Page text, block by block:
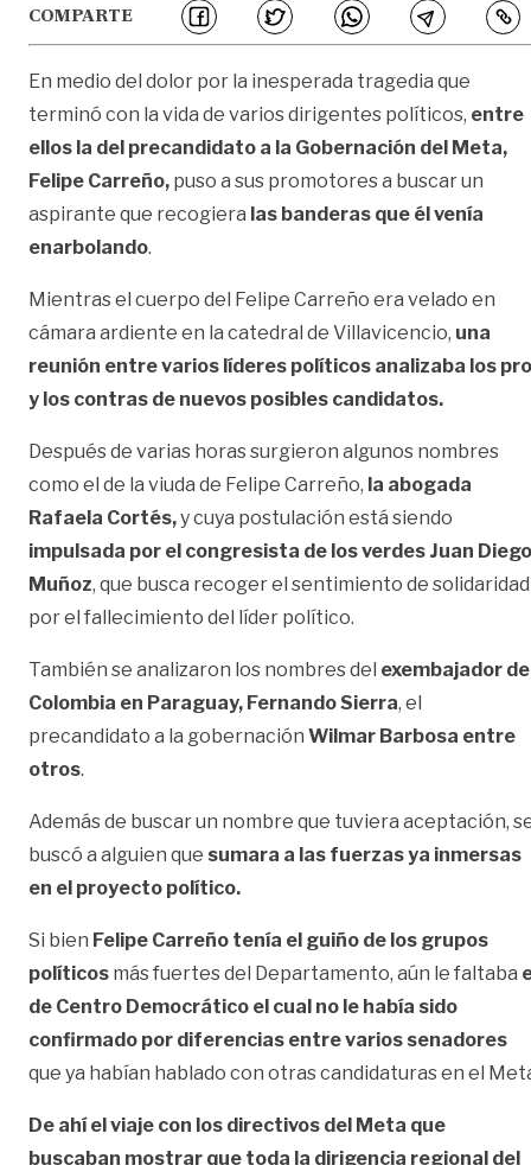
COMPARTE
En medio del dolor por la inesperada tragedia que
terminó con la vida de varios dirigentes políticos, entre
ellos la del precandidato a la Gobernación del Meta,
Felipe Carreño, puso a sus promotores a buscar un
aspirante que recogiera las banderas que él venía
enarbolando.
Mientras el cuerpo del Felipe Carreño era velado en
cámara ardiente en la catedral de Villavicencio, una
reunión entre varios líderes políticos analizaba los pro
y los contras de nuevos posibles candidatos.
Después de varias horas surgieron algunos nombres
como el de la viuda de Felipe Carreño, la abogada
Rafaela Cortés,y cuya postulación está siendo
impulsada por el congresista de los verdes Juan Diego
Muñoz, que busca recoger el sentimiento de solidaridad
por el fallecimiento del líder político.
También se analizaron los nombres del exembajador de
Colombia en Paraguay, Fernando Sierra, el
precandidato a la gobernación Wilmar Barbosa entre
otros.
Además de buscar un nombre que tuviera aceptación,
buscó a alguien que sumara a las fuerzas ya inmersas
en el proyecto político.
Si bien Felipe Carreño tenía el guiño de los grupos
políticos más fuertes del Departamento, aún le faltaba
de Centro Democrático el cual no le había sido
confirmado por diferencias entre varios senadores
que ya habían hablado con otras candidaturas en el
De ahí el viaje con los directivos del Meta que
buscaban mostrar que toda la dirigencia regional del